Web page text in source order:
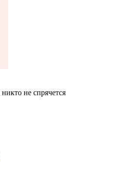
не спрячется